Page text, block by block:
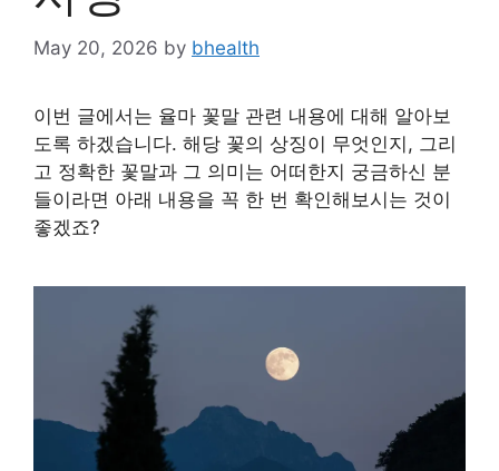
May 20, 2026 by bhealth
이번 글에서는 율마 꽃말 관련 내용에 대해 알아보
도록 하겠습니다. 해당 꽃의 상징이 무엇인지, 그리
고 정확한 꽃말과 그 의미는 어떠한지 궁금하신 분
들이라면 아래 내용을 꼭 한 번 확인해보시는 것이
좋겠죠?